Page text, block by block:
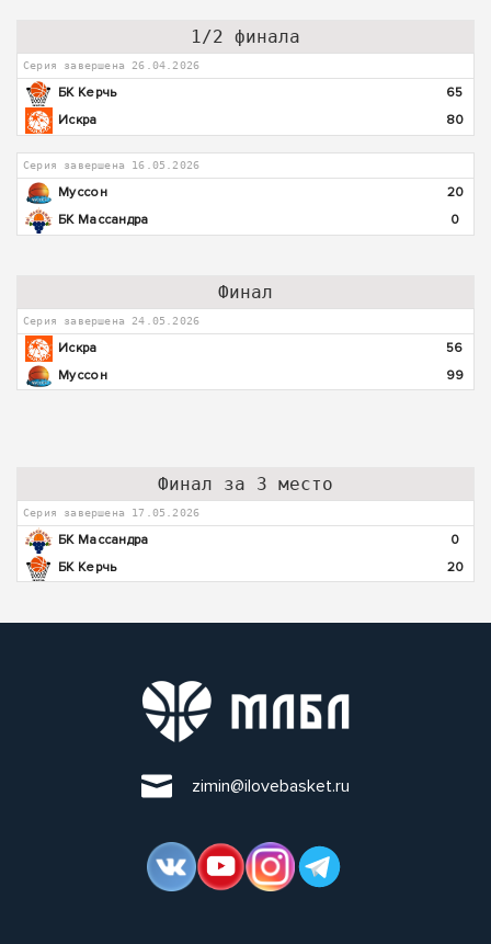
1/2 финала
Серия завершена 26.04.2026
БК Керчь
65
Искра
80
Серия завершена 16.05.2026
Муссон
20
БК Массандра
0
Финал
Серия завершена 24.05.2026
Искра
56
Муссон
99
Финал за 3 место
Серия завершена 17.05.2026
БК Массандра
0
БК Керчь
20
zimin@ilovebasket.ru